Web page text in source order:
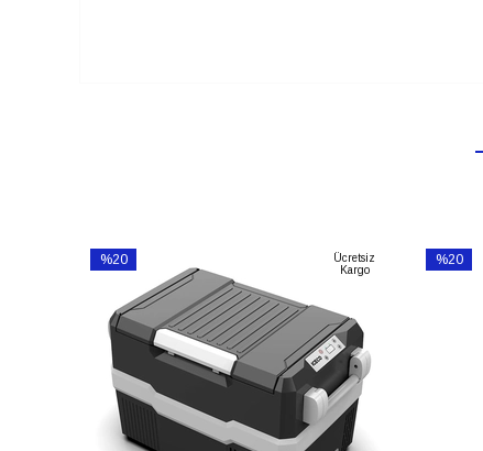
%20
%20İndirim
Ücretsiz
Kargo
%20